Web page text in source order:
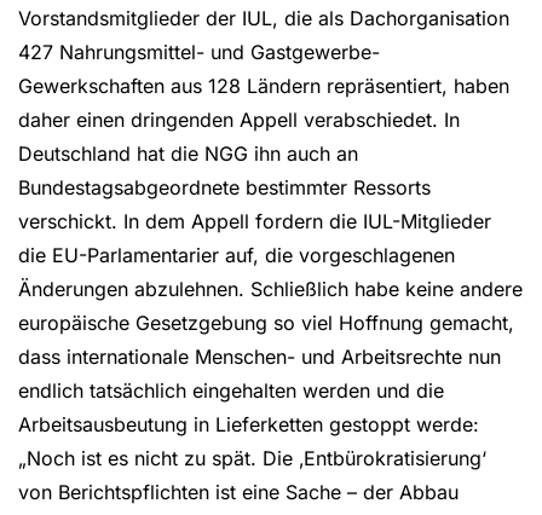
Vorstandsmitglieder der IUL, die als Dachorganisation
427 Nahrungsmittel- und Gastgewerbe-
Gewerkschaften aus 128 Ländern repräsentiert, haben
daher einen dringenden Appell verabschiedet. In
Deutschland hat die NGG ihn auch an
Bundestagsabgeordnete bestimmter Ressorts
verschickt. In dem Appell fordern die IUL-Mitglieder
die EU-Parlamentarier auf, die vorgeschlagenen
Änderungen abzulehnen. Schließlich habe keine andere
europäische Gesetzgebung so viel Hoffnung gemacht,
dass internationale Menschen- und Arbeitsrechte nun
endlich tatsächlich eingehalten werden und die
Arbeitsausbeutung in Lieferketten gestoppt werde:
„Noch ist es nicht zu spät. Die ‚Entbürokratisierung‘
von Berichtspflichten ist eine Sache – der Abbau